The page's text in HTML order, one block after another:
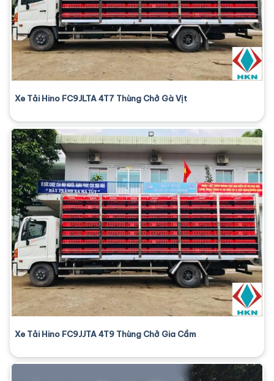
Xe Tải Hino FC9JLTA 4T7 Thùng Chở Gà Vịt
Xe Tải Hino FC9JJTA 4T9 Thùng Chở Gia Cầm